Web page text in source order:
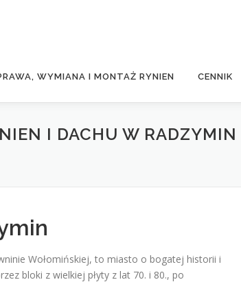
WYMIANA I MONTAŻ RYNIEN CENNIK
I DACHU W
Wołomińskiej, to miasto o bogatej historii i
bloki z wielkiej płyty z lat 70. i 80., po